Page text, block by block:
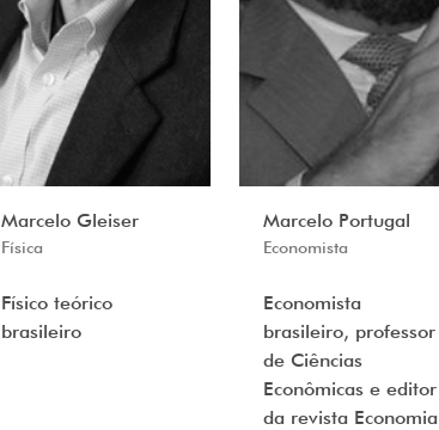
Marcelo Gleiser
Física
Físico teórico
brasileiro
Marcelo Portugal
Economista
Economista
brasileiro, professor
de Ciências
Econômicas e editor
da revista Economia